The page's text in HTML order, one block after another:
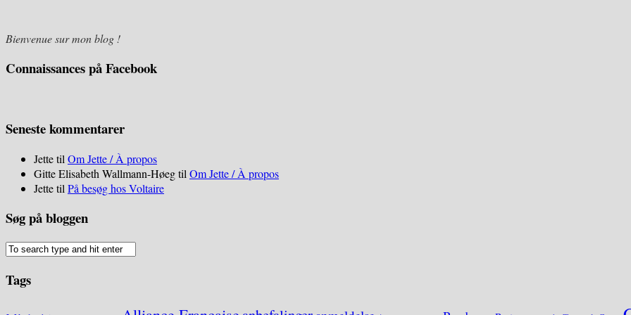
Bienvenue sur mon blog !
Connaissances på Facebook
Seneste kommentarer
Jettetil Om Jette / À propos
Gitte Elisabeth Wallmann-Høegtil Om Jette / À propos
Jettetil På besøg hos Voltaire
Søg på bloggen
Tags